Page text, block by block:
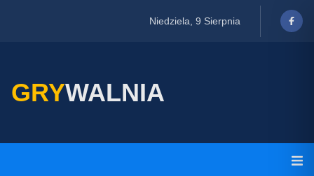
Niedziela, 9 Sierpnia
GRYWALNIA